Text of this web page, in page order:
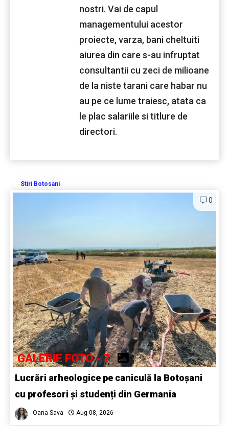
nostri. Vai de capul
managementului acestor
proiecte, varza, bani cheltuiti
aiurea din care s-au infruptat
consultantii cu zeci de milioane
de la niste tarani care habar nu
au pe ce lume traiesc, atata ca
le plac salariile si titlure de
directori.
Stiri Botosani
0
GALERIE FOTO - 7
Lucrări arheologice pe caniculă la Botoșani
cu profesori și studenți din Germania
Oana Sava Aug 08, 2026